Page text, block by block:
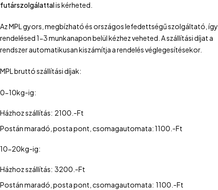
futárszolgálattalis kérheted.
Az MPL gyors, megbízható és országos lefedettségű szolgáltató, így
rendelésed 1-3 munkanapon belül kézhez veheted. A szállítási díjat a
rendszer automatikusan kiszámítja a rendelés véglegesítésekor.
MPL bruttó szállítási díjak:
0-10kg-ig:
Házhoz szállítás: 2100.-Ft
Postán maradó, posta pont, csomagautomata: 1100.-Ft
10-20kg-ig:
Házhoz szállítás: 3200.-Ft
Postán maradó, posta pont, csomagautomata: 1100.-Ft